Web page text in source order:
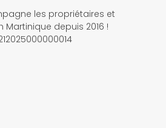
les propriétaires et
Martinique depuis 2016 !